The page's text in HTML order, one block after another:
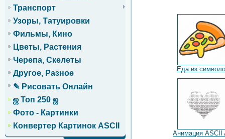
Транспорт
Узоры, Татуировки
Фильмы, Кино
Цветы, Растения
Черепа, Скелеты
Другое, Разное
✎ Рисовать Онлайн
ஜ Топ 250 ஜ
Фото - Картинки
Конвертер Картинок ASCII
Еда из
Анимация ASCII